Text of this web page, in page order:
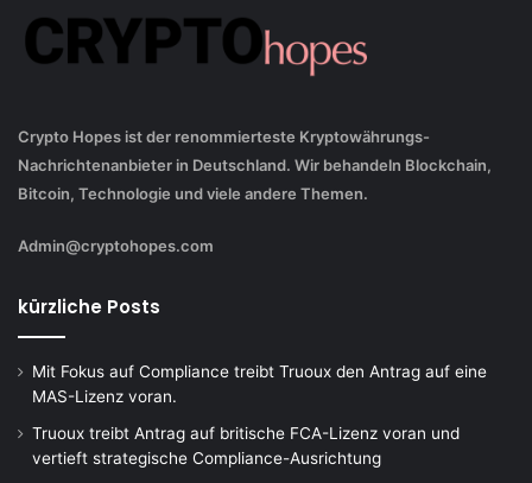
Crypto Hopes ist der renommierteste Kryptowährungs-
Nachrichtenanbieter in Deutschland. Wir behandeln Blockchain,
Bitcoin, Technologie und viele andere Themen.
Admin@cryptohopes.com
kürzliche Posts
Mit Fokus auf Compliance treibt Truoux den Antrag auf eine
MAS-Lizenz voran.
Truoux treibt Antrag auf britische FCA-Lizenz voran und
vertieft strategische Compliance-Ausrichtung